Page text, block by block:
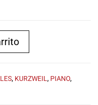
, KURZWEIL , PIANO,